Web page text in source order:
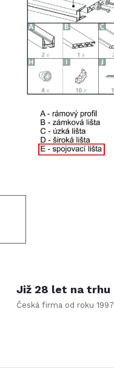
Již 28 let na trhu
Česká firma od roku 1997